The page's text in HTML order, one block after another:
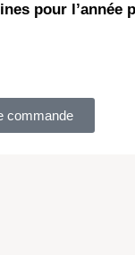
pour l’année
commande